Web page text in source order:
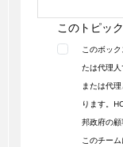
このトピッ
このボッ
たは代理
または代
ります。
邦政府の顧
このチーム